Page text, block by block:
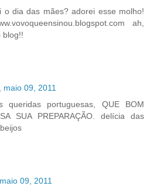
o dia das mães? adorei esse molho!
ah,
blog!!
09, 2011
queridas portuguesas, QUE BOM
SUA PREPARAÇÃO. delícia das
09, 2011